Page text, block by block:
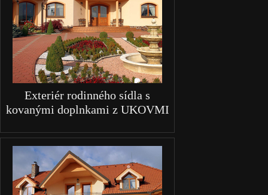
Exteriér rodinného sídla s
kovanými doplnkami z UKOVMI